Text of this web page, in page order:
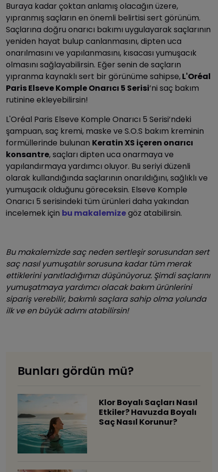
Buraya kadar çoktan anlamış olacağın üzere,
yıpranmış saçların en önemli belirtisi sert görünüm.
Saçlarına doğru onarıcı bakımı uygulayarak saçlarının
yeniden hayat bulup canlanmasını, dipten uca
onarılmasını ve yapılanmasını, kısacası yumuşacık
olmasını sağlayabilirsin. Eğer senin de saçların
yıpranma kaynaklı sert bir görünüme sahipse,L'Oréal
Paris Elseve Komple Onarıcı 5 Serisi’ni saç bakım
rutinine ekleyebilirsin!
L'Oréal Paris Elseve Komple Onarıcı 5 Serisi’ndeki
şampuan, saç kremi, maske ve S.O.S bakım kreminin
formüllerinde bulunan Keratin XS içeren onarıcı
konsantre, saçları dipten uca onarmaya ve
yapılandırmaya yardımcı oluyor. Bu seriyi düzenli
olarak kullandığında saçlarının onarıldığını, sağlıklı ve
yumuşacık olduğunu göreceksin. Elseve Komple
Onarıcı 5 serisindeki tüm ürünleri daha yakından
incelemek için bu makalemizegöz atabilirsin.
Bu makalemizde saç neden sertleşir sorusundan sert
saç nasıl yumuşatılır sorusuna kadar tüm merak
ettiklerini yanıtladığımızı düşünüyoruz. Şimdi saçlarını
yumuşatmaya yardımcı olacak bakım ürünlerini
sipariş verebilir, bakımlı saçlara sahip olma yolunda
ilk ve en büyük adımı atabilirsin!
Bunları gördün mü?
Klor Boyalı Saçları Nasıl
Etkiler? Havuzda Boyalı
Saç Nasıl Korunur?